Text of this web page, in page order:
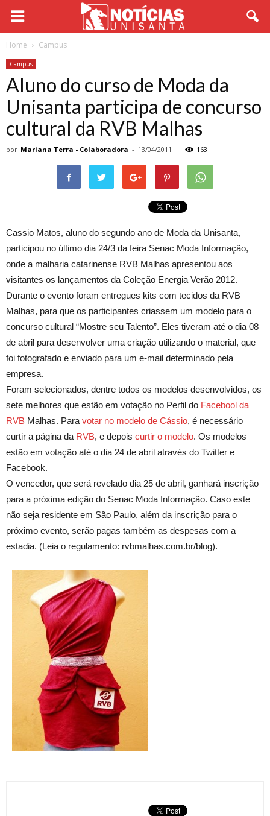
Home Campus
Campus
Aluno do curso de Moda da
Unisanta participa de concurso
cultural da RVB Malhas
por Mariana Terra - Colaboradora - 13/04/2011 163
Cassio Matos, aluno do segundo ano de Moda da Unisanta,
participou no último dia 24/3 da feira Senac Moda Informação,
onde a malharia catarinense RVB Malhas apresentou aos
visitantes os lançamentos da Coleção Energia Verão 2012.
Durante o evento foram entregues kits com tecidos da RVB
Malhas, para que os participantes criassem um modelo para o
concurso cultural “Mostre seu Talento”. Eles tiveram até o dia 08
de abril para desenvolver uma criação utilizando o material, que
foi fotografado e enviado para um e-mail determinado pela
empresa.
Foram selecionados, dentre todos os modelos desenvolvidos, os
sete melhores que estão em votação no Perfil do Facebool da
RVB Malhas. Para votar no modelo de Cássio, é necessário
curtir a página da RVB, e depois curtir o modelo. Os modelos
estão em votação até o dia 24 de abril através do Twitter e
Facebook.
O vencedor, que será revelado dia 25 de abril, ganhará inscrição
para a próxima edição do Senac Moda Informação. Caso este
não seja residente em São Paulo, além da inscrição para o
próximo evento, serão pagas também as despesas com a
estadia. (Leia o regulamento: rvbmalhas.com.br/blog).